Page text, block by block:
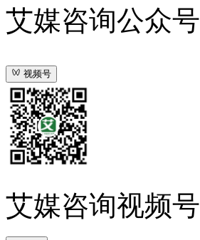
艾媒咨询公众号
视频号
艾媒咨询视频号